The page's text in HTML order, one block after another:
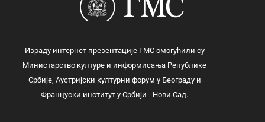
Израду интернет презентације ГМС омогућили су
Министарство културе и информисања Републике
Србије, Аустријски културни форум у Београду и
Француски институт у Србији - Нови Сад.